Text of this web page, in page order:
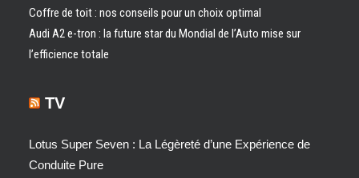
Coffre de toit : nos conseils pour un choix optimal
Audi A2 e-tron : la future star du Mondial de l’Auto mise sur
l’efficience totale
TV
Lotus Super Seven : La Légèreté d’une Expérience de
Conduite Pure